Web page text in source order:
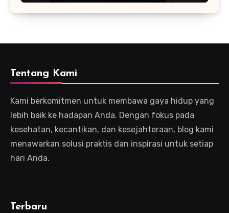
Tentang Kami
Kami berkomitmen untuk membawa gaya hidup yang
lebih baik ke hadapan Anda. Dengan fokus pada
kesehatan, kecantikan, dan kesejahteraan, blog kami
menawarkan solusi praktis dan inspirasi untuk setiap
hari Anda.
Terbaru